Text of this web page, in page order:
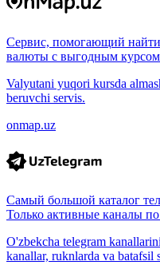
Сервис, помогающий
валюты с выгодным
Valyutani yuqori kursda
beruvchi servis.
onmap.uz
Самый большой каталог
Только активные каналы
O'zbekcha telegram
kanallar, ruknlarda va batafsil